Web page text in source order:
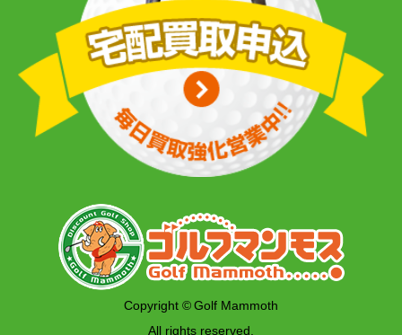
Copyright © Golf Mammoth
All rights reserved.